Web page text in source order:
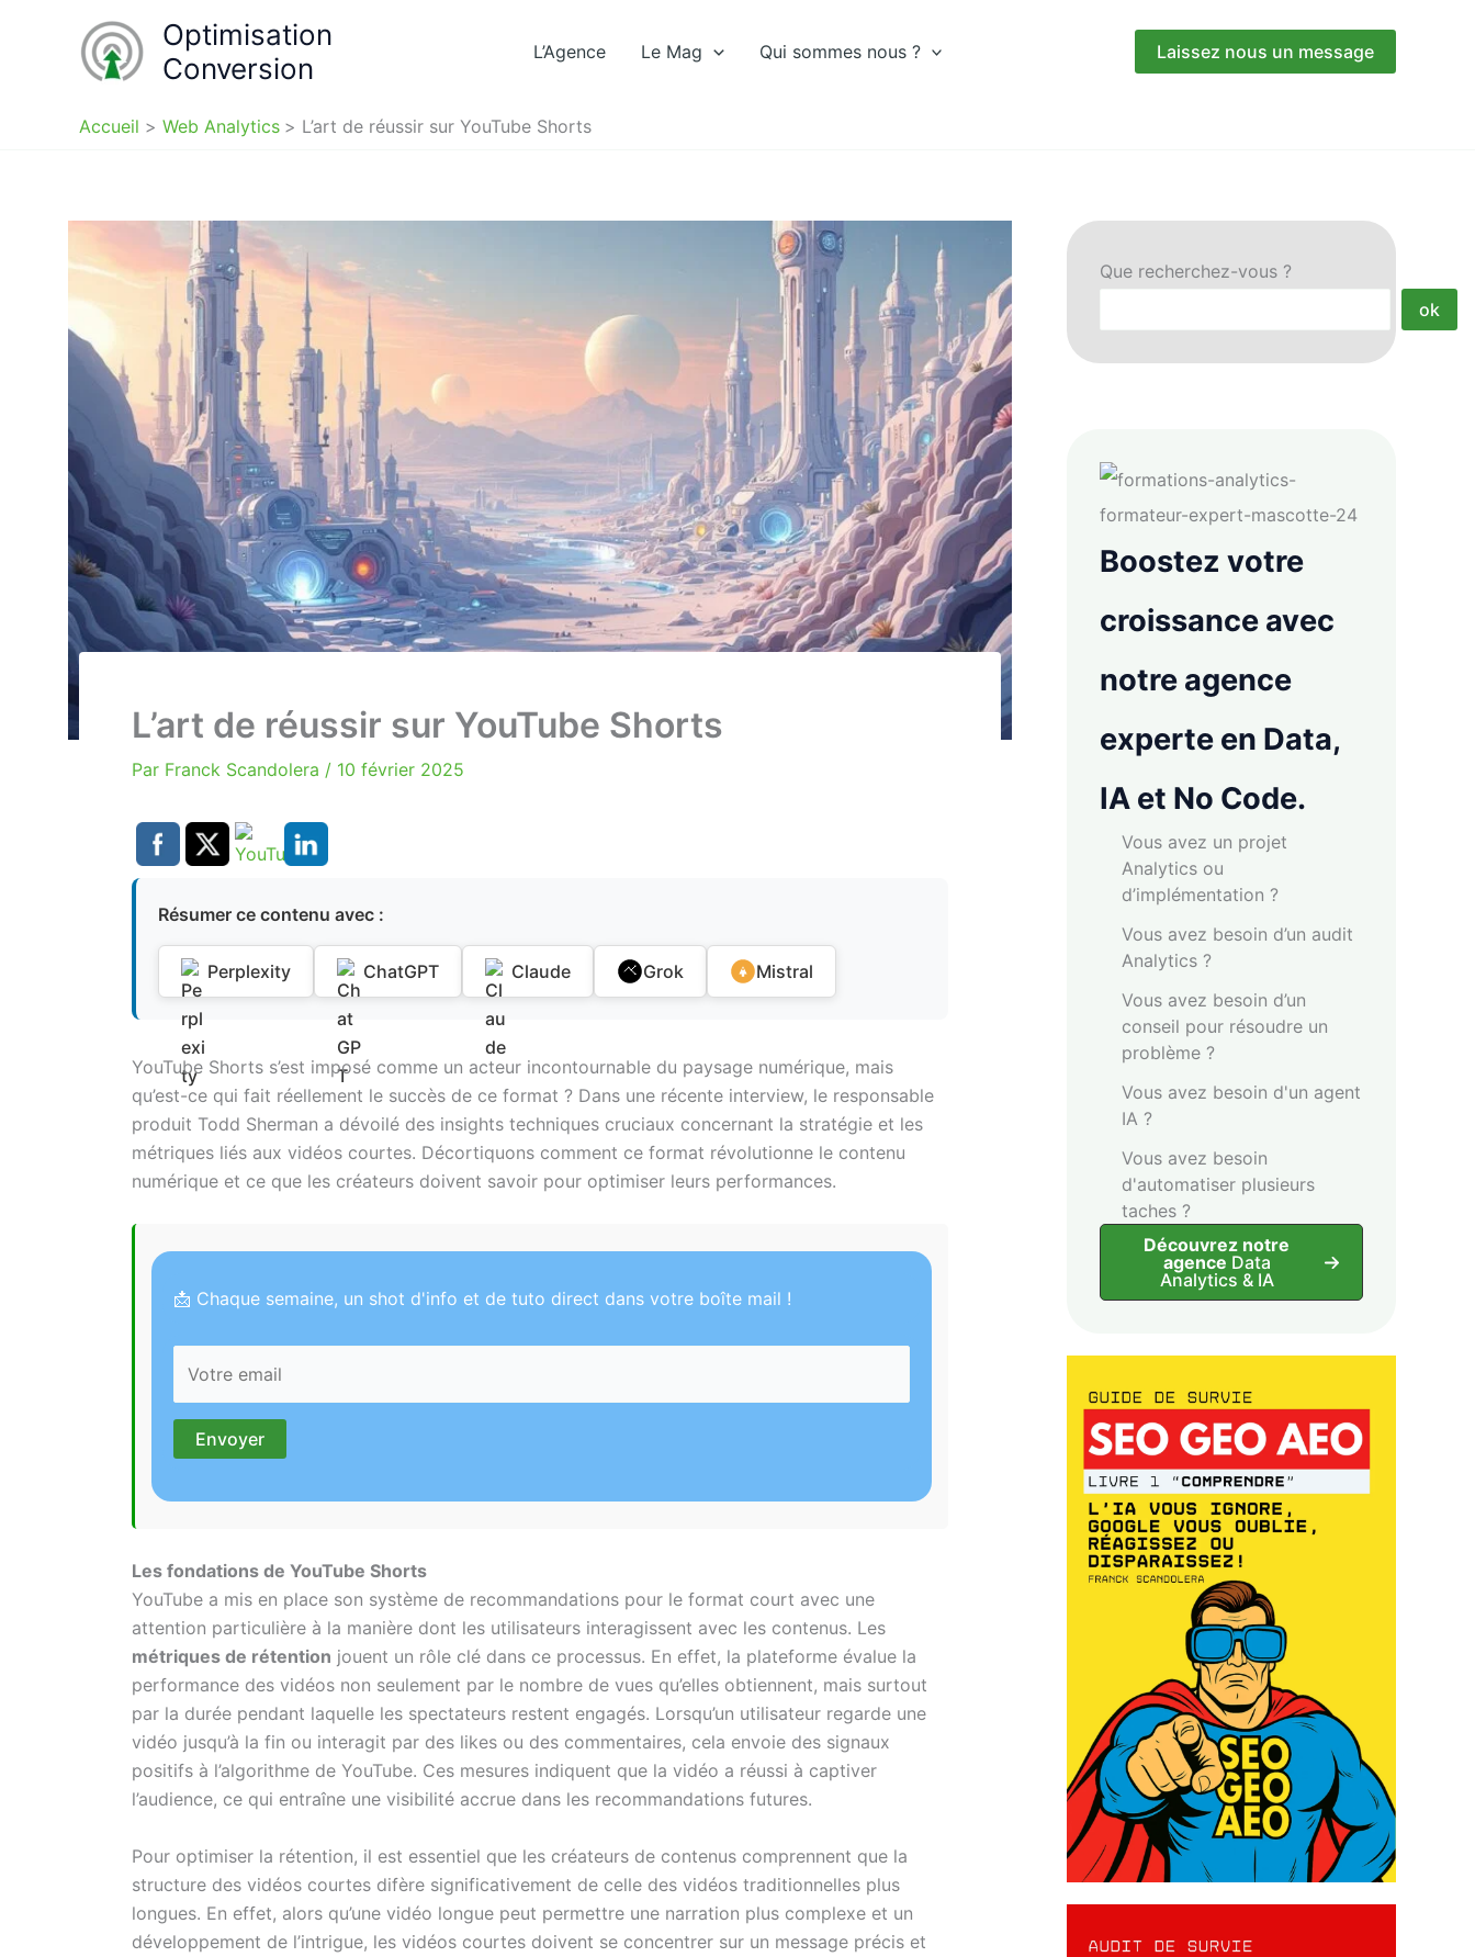
Optimisation
Conversion
L’Agence Le Mag Qui sommes nous ? Laissez nous un message
Accueil Web Analytics L’art de réussir sur YouTube Shorts
L’art de réussir sur YouTube Shorts
Par Franck Scandolera / 10 février 2025
Résumer ce contenu avec :
Perplexity ChatGPT Claude Grok Mistral
YouTube Shorts s’est imposé comme un acteur incontournable du paysage numérique, mais
qu’est-ce qui fait réellement le succès de ce format ? Dans une récente interview, le responsable
produit Todd Sherman a dévoilé des insights techniques cruciaux concernant la stratégie et les
métriques liés aux vidéos courtes. Décortiquons comment ce format révolutionne le contenu
numérique et ce que les créateurs doivent savoir pour optimiser leurs performances.
📩 Chaque semaine, un shot d'info et de tuto direct dans votre boîte mail !
Les fondations de YouTube Shorts
YouTube a mis en place son système de recommandations pour le format court avec une
attention particulière à la manière dont les utilisateurs interagissent avec les contenus. Les
métriques de rétention jouent un rôle clé dans ce processus. En effet, la plateforme évalue la
performance des vidéos non seulement par le nombre de vues qu’elles obtiennent, mais surtout
par la durée pendant laquelle les spectateurs restent engagés. Lorsqu’un utilisateur regarde une
vidéo jusqu’à la fin ou interagit par des likes ou des commentaires, cela envoie des signaux
positifs à l’algorithme de YouTube. Ces mesures indiquent que la vidéo a réussi à captiver
l’audience, ce qui entraîne une visibilité accrue dans les recommandations futures.
Pour optimiser la rétention, il est essentiel que les créateurs de contenus comprennent que la
structure des vidéos courtes difère significativement de celle des vidéos traditionnelles plus
longues. En effet, alors qu’une vidéo longue peut permettre une narration plus complexe et un
développement de l’intrigue, les vidéos courtes doivent se concentrer sur un message précis et
Que recherchez-vous ?
ok
Boostez votre
croissance avec
notre agence
experte en Data,
IA et No Code.
Vous avez un projet
Analytics ou
d’implémentation ?
Vous avez besoin d’un audit
Analytics ?
Vous avez besoin d’un
conseil pour résoudre un
problème ?
Vous avez besoin d'un agent
IA ?
Vous avez besoin
d'automatiser plusieurs
taches ?
Découvrez notre
agence Data
Analytics & IA